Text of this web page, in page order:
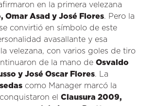
en la primera velezana
Omar Asad y José Flores. Pero la
convirtió en símbolo de este
avasallante y esa
velezana, con varios goles de tiro
de la mano de Osvaldo
y José Oscar Flores. La
como Manager marcó la
el Clausura 2009,